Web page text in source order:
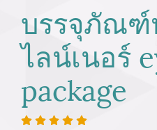
บรรจุภัณฑ์
ไลน์เนอร์
package